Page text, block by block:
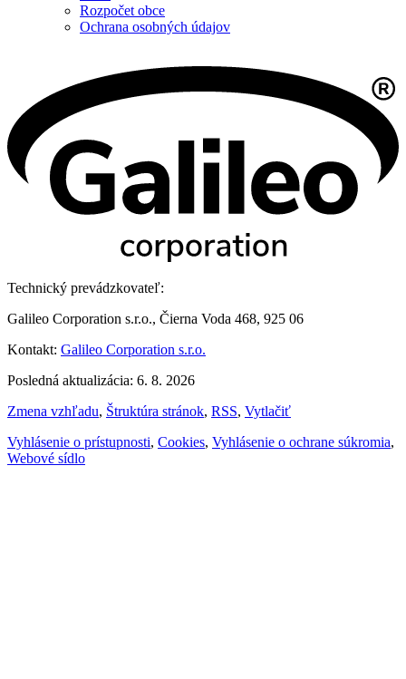
Rozpočet obce
Ochrana osobných údajov
Technický prevádzkovateľ:
Galileo Corporation s.r.o., Čierna Voda 468, 925 06
Kontakt: Galileo Corporation s.r.o.
Posledná aktualizácia: 6. 8. 2026
Zmena vzhľadu, Štruktúra stránok, RSS, Vytlačiť
Vyhlásenie o prístupnosti, Cookies, Vyhlásenie o ochrane súkromia,
Webové sídlo